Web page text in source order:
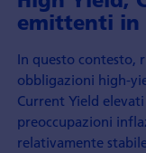
emittenti in
In questo contesto,
obbligazioni high-
Current Yield
preoccupazioni
relativamente